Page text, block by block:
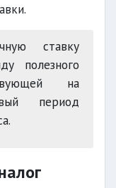
ставку
полезного
на
период